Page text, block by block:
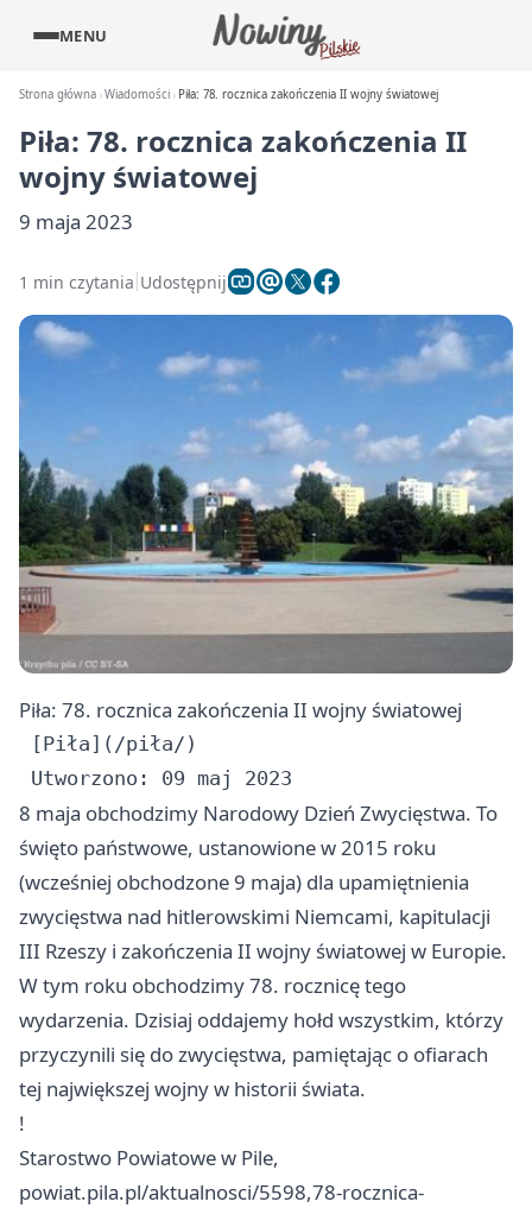
MENU
Strona główna Wiadomości Piła: 78. rocznica zakończenia II wojny światowej
Piła: 78. rocznica zakończenia II
wojny światowej
9 maja 2023
1 min czytania Udostępnij
Piła: 78. rocznica zakończenia II wojny światowej
[Piła](/piła/)
8 maja obchodzimy Narodowy Dzień Zwycięstwa. To
święto państwowe, ustanowione w 2015 roku
(wcześniej obchodzone 9 maja) dla upamiętnienia
zwycięstwa nad hitlerowskimi Niemcami, kapitulacji
III Rzeszy i zakończenia II wojny światowej w Europie.
W tym roku obchodzimy 78. rocznicę tego
wydarzenia. Dzisiaj oddajemy hołd wszystkim, którzy
przyczynili się do zwycięstwa, pamiętając o ofiarach
tej największej wojny w historii świata.
!
Starostwo Powiatowe w Pile,
powiat.pila.pl/aktualnosci/5598,78-rocznica-